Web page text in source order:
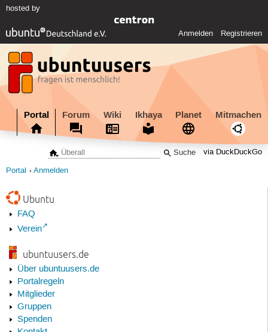
hosted by
Anmelden Registrieren
Portal Forum Wiki Ikhaya Planet Mitmachen
via DuckDuckGo
Portal Anmelden
Ubuntu
FAQ
Verein
ubuntuusers.de
Über ubuntuusers.de
Portalregeln
Mitglieder
Gruppen
Spenden